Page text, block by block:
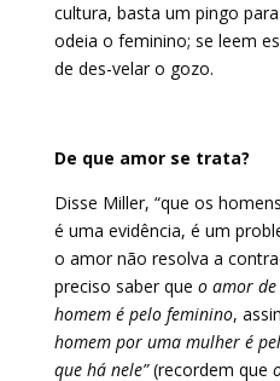
cultura, basta um pingo
odeia o feminino; se leem
de des-velar o gozo.
De que amor se trata?
Disse Miller, “que os
é uma evidência, é um
o amor não resolva a
preciso saber que o amor
homem é pelo feminino,
homem por uma mulher é
que há nele”(recordem que